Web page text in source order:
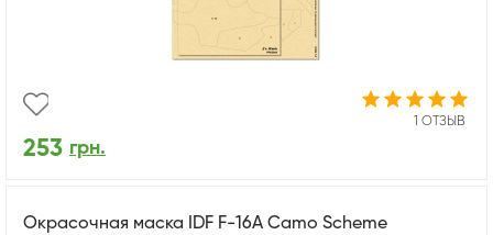
1 ОТЗЫВ
253 грн.
Окрасочная маска IDF F-16A Camo Scheme